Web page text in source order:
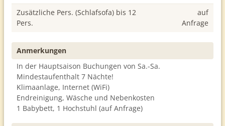
Zusätzliche Pers. (Schlafsofa) bis 12
Pers.
auf
Anfrage
Anmerkungen
In der Hauptsaison Buchungen von Sa.-Sa.
Mindestaufenthalt 7 Nächte!
Klimaanlage, Internet (WiFi)
Endreinigung, Wäsche und Nebenkosten
1 Babybett, 1 Hochstuhl (auf Anfrage)